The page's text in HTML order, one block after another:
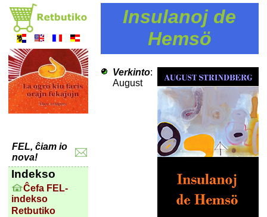
FEL, ĉiam io
nova!
Indekso
Ĉefa FEL-
indekso
Retbutiko
Insulanoj de
Hemsö
Verkinto:
August